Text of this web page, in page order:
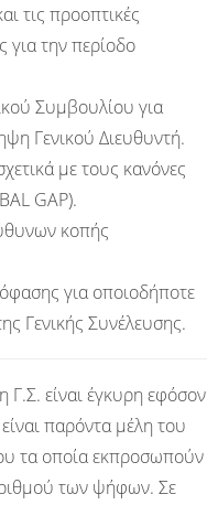
τις προοπτικές
την περίοδο
Συμβουλίου για
Γενικού Διευθυντή.
με τους κανόνες
GAP).
κοπής
για οποιοδήποτε
Γενικής Συνέλευσης.
είναι έγκυρη εφόσον
παρόντα μέλη του
τα οποία εκπροσωπούν
των ψήφων. Σε